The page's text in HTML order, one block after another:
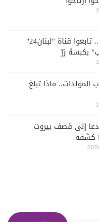
أخبار مهمّة جداً.. تابعوا قناة "لبنان24"
بكبسة زرّ
ماذا تبلغ
دعا إلى قصف بيروت
كشفه